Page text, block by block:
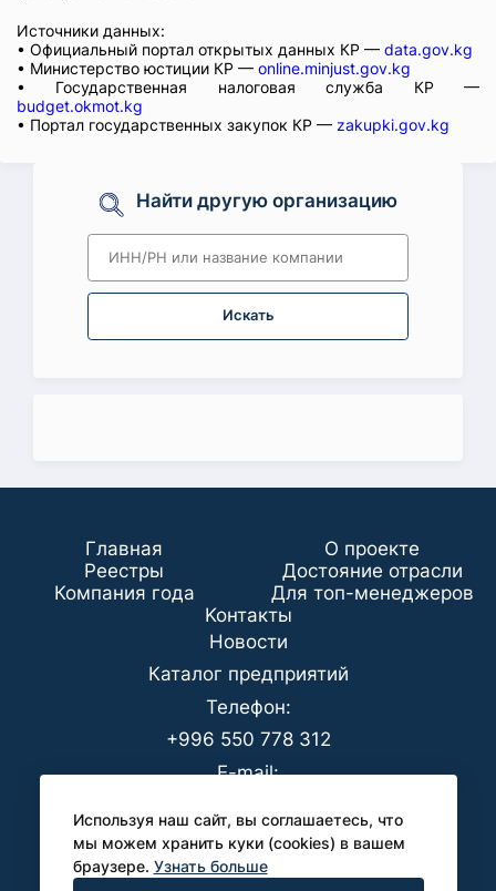
Источники данных:
• Официальный портал открытых данных КР — data.gov.kg
• Министерство юстиции КР — online.minjust.gov.kg
• Государственная налоговая служба КР —
budget.okmot.kg
• Портал государственных закупок КР — zakupki.gov.kg
Найти другую организацию
Искать
Используя наш сайт, вы соглашаетесь, что
мы можем хранить куки (cookies) в вашем
браузере. Узнать больше
Главная
О проекте
Реестры
Достояние отрасли
Компания года
Для топ-менеджеров
Koнтaкты
Новости
Каталог предприятий
Телефон:
+996 550 778 312
E-mail:
Для СМИ:
pr@analyt-kg.com